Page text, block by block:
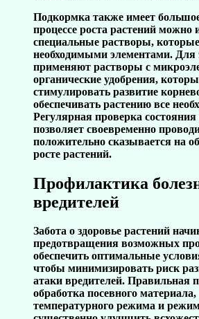
Подкормка также имеет
процессе роста растений можно
специальные растворы,
необходимыми элементами. Для
применяют растворы с
органические удобрения,
стимулировать развитие
обеспечивать растению все
Регулярная проверка
позволяет своевременно
положительно сказывается на
росте растений.
Профилактика
вредителей
Забота о здоровье растений
предотвращения возможных
обеспечить оптимальные
чтобы минимизировать риск
атаки вредителей. Правильная
обработка посевного
температурного режима и